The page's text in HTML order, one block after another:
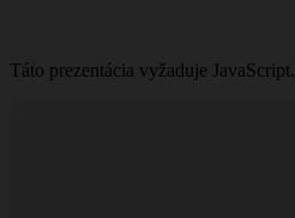
Táto prezentácia vyžaduje JavaScript.